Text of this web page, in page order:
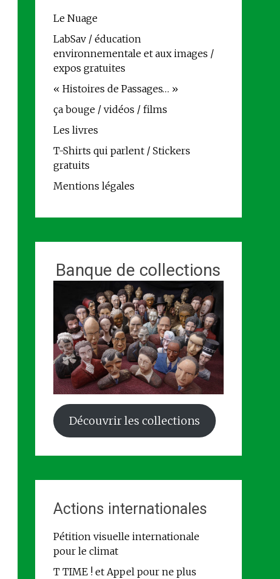
Le Nuage
LabSav / éducation
environnementale et aux images /
expos gratuites
« Histoires de Passages… »
ça bouge / vidéos / films
Les livres
T-Shirts qui parlent / Stickers
gratuits
Mentions légales
Banque de collections
Découvrir les collections
Actions internationales
Pétition visuelle internationale
pour le climat
T TIME ! et Appel pour ne plus